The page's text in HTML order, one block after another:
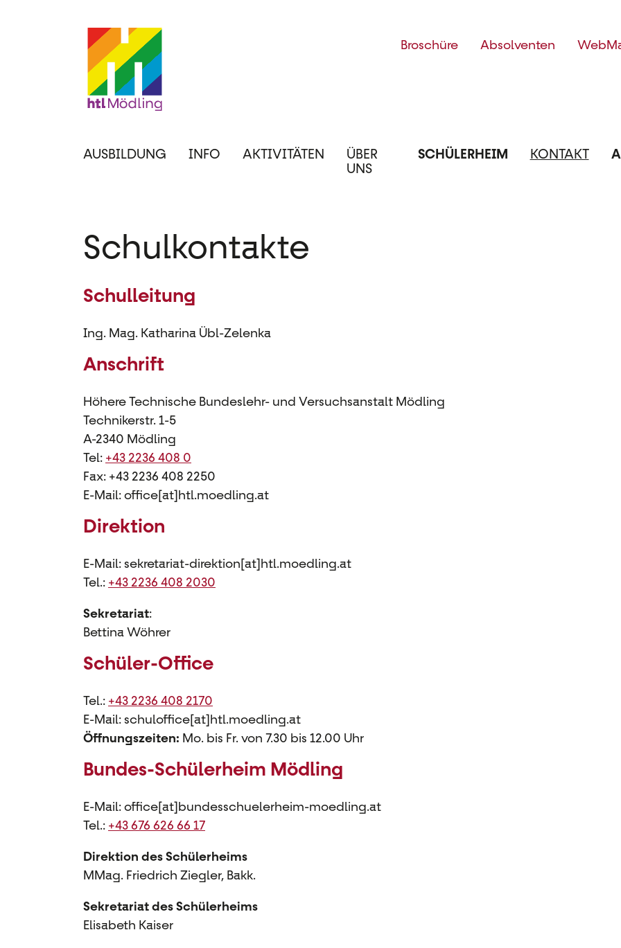
Top
Broschüre Absolventen
Hauptnavigation
AUSBILDUNG INFO AKTIVITÄTEN
ÜBER
UNS
SCHÜLERHEIM KONTAKT
Schulkontakte
Schulleitung
Ing. Mag. Katharina Übl-Zelenka
Anschrift
Höhere Technische Bundeslehr- und Versuchsanstalt Mödling
Technikerstr. 1-5
A-2340 Mödling
Tel: +43 2236 408 0
Fax: +43 2236 408 2250
E-Mail: office[at]htl.moedling.at
Direktion
E-Mail: sekretariat-direktion[at]htl.moedling.at
Tel.: +43 2236 408 2030
Sekretariat:
Bettina Wöhrer
Schüler-Office
Tel.: +43 2236 408 2170
E-Mail: schuloffice[at]htl.moedling.at
Öffnungszeiten: Mo. bis Fr. von 7.30 bis 12.00 Uhr
Bundes-Schülerheim Mödling
E-Mail: office[at]bundesschuelerheim-moedling.at
Tel.: +43 676 626 66 17
Direktion des Schülerheims
MMag. Friedrich Ziegler, Bakk.
Sekretariat des Schülerheims
Elisabeth Kaiser